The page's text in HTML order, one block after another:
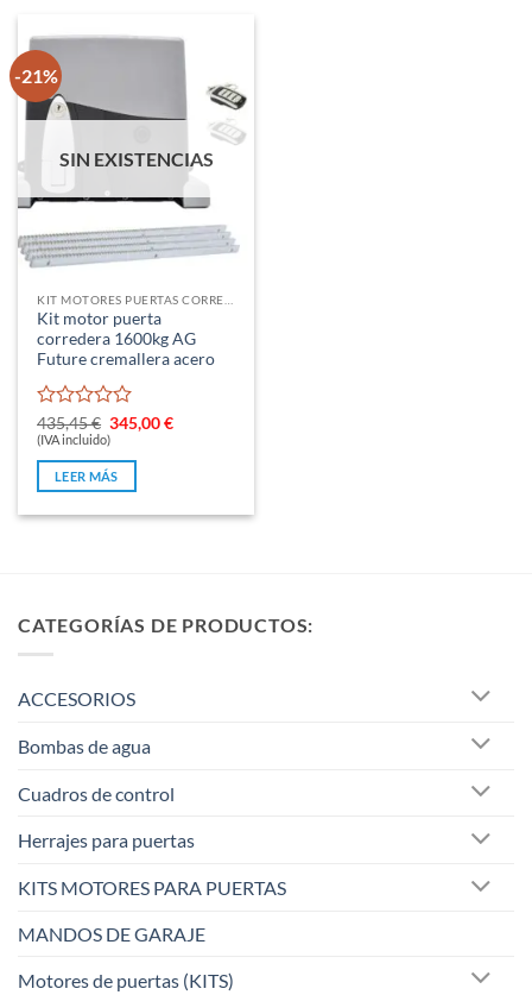
-21%
SIN EXISTENCIAS
Kit motor puerta
corredera 1600kg AG
Future cremallera acero
Valorado
con
0
de
5
435,45€ El
precio
era:
435,45 €.
345,00€El
(IVA incluido)
LEER MÁS
CATEGORÍAS DE PRODUCTOS:
ACCESORIOS
Bombas de agua
Cuadros de control
Herrajes para puertas
KITS MOTORES PARA PUERTAS
MANDOS DE GARAJE
Motores de puertas (KITS)